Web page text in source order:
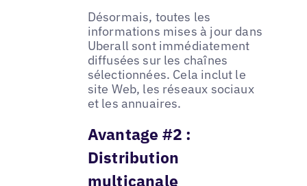
Désormais, toutes les
informations mises à jour dans
Uberall sont immédiatement
diffusées sur les chaînes
sélectionnées. Cela inclut le
site Web, les réseaux sociaux
et les annuaires.
Avantage #2 :
Distribution
multicanale